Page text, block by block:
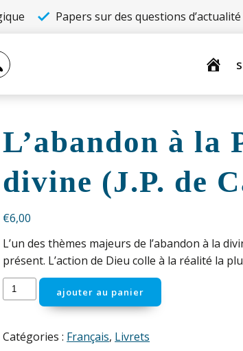
Papers sur des questions d’actualité
L’abandon à la
divine (J.P. de
€6,00
L’un des thèmes majeurs de l’abandon à la
présent. L’action de Dieu colle à la réalité la
quantité
de
à
ajouter au panier
Catégories : Français, Livrets